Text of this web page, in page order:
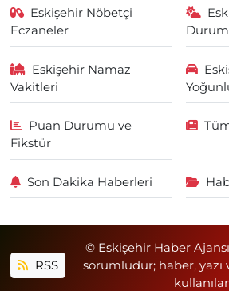
Eskişehir Nöbetçi
Eczaneler
Eskişehir Namaz
Vakitleri
Puan Durumu ve
Fikstür
Son Dakika Haberleri
RSS
© Eskişehir Haber
sorumludur; haber, yazı